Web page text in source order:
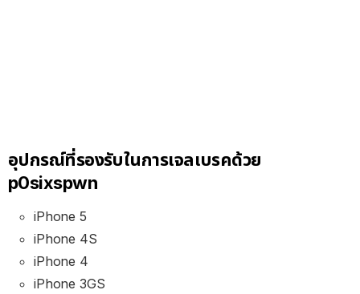
อุปกรณ์ที่รองรับในการเจลเบรคด้วย
p0sixspwn
iPhone 5
iPhone 4S
iPhone 4
iPhone 3GS